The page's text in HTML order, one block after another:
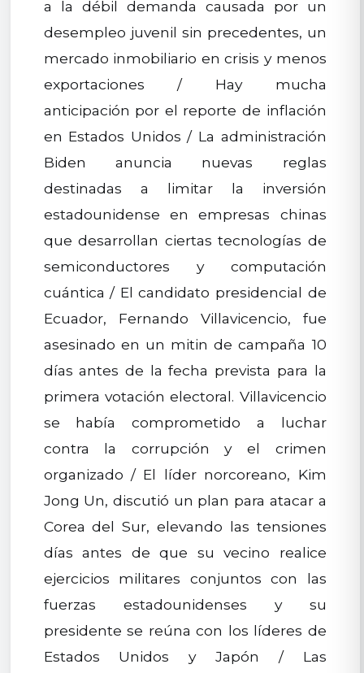
a la débil demanda causada por un
desempleo juvenil sin precedentes, un
mercado inmobiliario en crisis y menos
exportaciones / Hay mucha
anticipación por el reporte de inflación
en Estados Unidos / La administración
Biden anuncia nuevas reglas
destinadas a limitar la inversión
estadounidense en empresas chinas
que desarrollan ciertas tecnologías de
semiconductores y computación
cuántica / El candidato presidencial de
Ecuador, Fernando Villavicencio, fue
asesinado en un mitin de campaña 10
días antes de la fecha prevista para la
primera votación electoral. Villavicencio
se había comprometido a luchar
contra la corrupción y el crimen
organizado / El líder norcoreano, Kim
Jong Un, discutió un plan para atacar a
Corea del Sur, elevando las tensiones
días antes de que su vecino realice
ejercicios militares conjuntos con las
fuerzas estadounidenses y su
presidente se reúna con los líderes de
Estados Unidos y Japón / Las